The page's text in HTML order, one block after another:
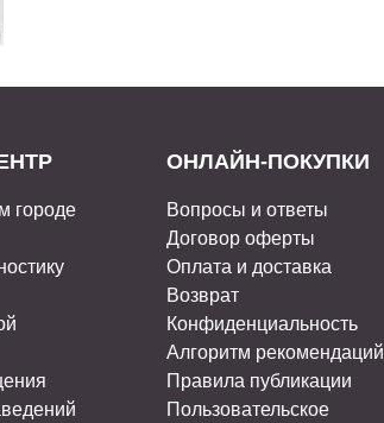
городе
ОНЛАЙН-ПОКУПКИ
Вопросы и ответы
Договор оферты
Оплата и доставка
Возврат
Конфиденциальность
Алгоритм рекомендаций
Правила публикации
Пользовательское